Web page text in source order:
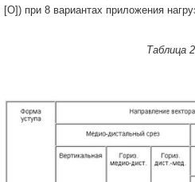
[O]) при 8 вариантах приложения
Таблица 2.